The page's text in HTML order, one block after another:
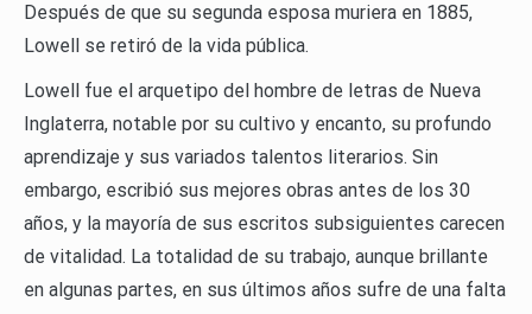
Después de que su segunda esposa muriera en 1885,
Lowell se retiró de la vida pública.
Lowell fue el arquetipo del hombre de letras de Nueva
Inglaterra, notable por su cultivo y encanto, su profundo
aprendizaje y sus variados talentos literarios. Sin
embargo, escribió sus mejores obras antes de los 30
años, y la mayoría de sus escritos subsiguientes carecen
de vitalidad. La totalidad de su trabajo, aunque brillante
en algunas partes, en sus últimos años sufre de una falta